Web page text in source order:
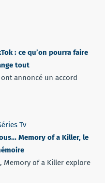
: ce qu’on pourra faire
tout
ont annoncé un accord
Tv
Memory of a Killer, le
Memory of a Killer explore